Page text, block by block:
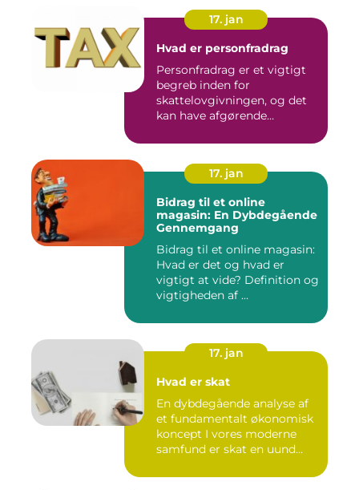
17. jan
Hvad er personfradrag
Personfradrag er et vigtigt
begreb inden for
skattelovgivningen, og det
kan have afgørende
17. jan
Bidrag til et online
magasin: En Dybdegående
Gennemgang
Bidrag til et online magasin:
Hvad er det og hvad er
vigtigt at vide? Definition og
vigtigheden af ...
17. jan
Hvad er skat
En dybdegående analyse af
et fundamentalt økonomisk
koncept I vores moderne
samfund er skat en uund...